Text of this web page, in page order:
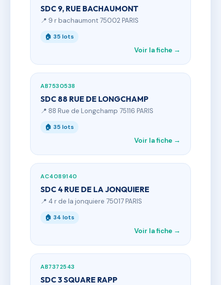
SDC 9, RUE BACHAUMONT
📍 9 r bachaumont 75002 PARIS
🏠 35 lots
Voir la fiche →
AB7530538
SDC 88 RUE DE LONGCHAMP
📍 88 Rue de Longchamp 75116 PARIS
🏠 35 lots
Voir la fiche →
AC4089140
SDC 4 RUE DE LA JONQUIERE
📍 4 r de la jonquiere 75017 PARIS
🏠 34 lots
Voir la fiche →
AB7372543
SDC 3 SQUARE RAPP